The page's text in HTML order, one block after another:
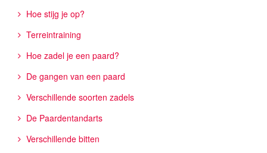
Hoe stijg je op?
Terreintraining
Hoe zadel je een paard?
De gangen van een paard
Verschillende soorten zadels
De Paardentandarts
Verschillende bitten